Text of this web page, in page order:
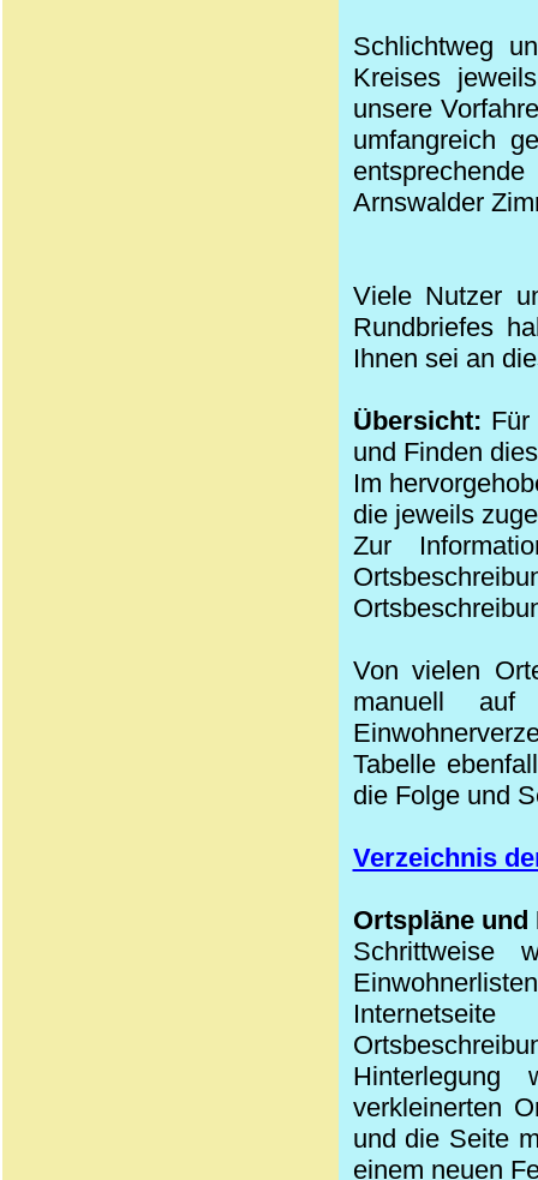
Schlichtweg
Kreises
unsere
umfangreich
Arnswalder
Viele Nutzer
Rundbriefes
Ihnen sei an
Übersicht:
und Finden
Im
die jeweils
Zur
Von vielen
manuell
Tabelle
die Folge und
Verzeichnis
Ortspläne
Schrittweise
verkleinerten
und die Seite
einem neuen